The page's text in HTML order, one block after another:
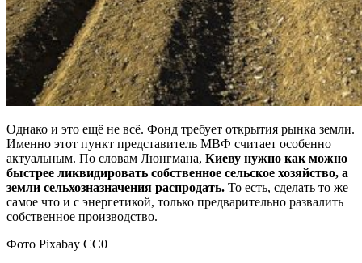
Однако и это ещё не всё. Фонд требует открытия рынка земли.
Именно этот пункт представитель МВФ считает особенно
актуальным. По словам Люнгмана, Киеву нужно как можно
быстрее ликвидировать собственное сельское хозяйство, а
земли сельхозназначения распродать. То есть, сделать то же
самое что и с энергетикой, только предварительно развалить
собственное производство.
Фото Pixabay CC0